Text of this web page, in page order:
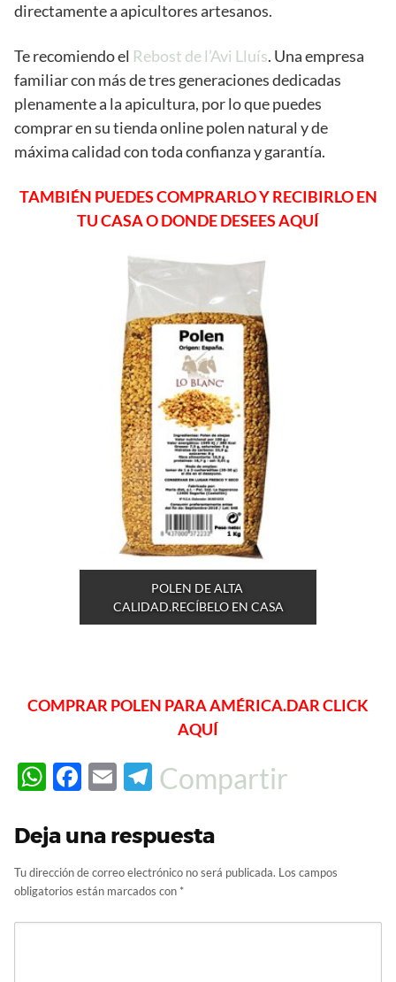
directamente a apicultores artesanos.
Te recomiendo el Rebost de l’Avi Lluís. Una empresa
familiar con más de tres generaciones dedicadas
plenamente a la apicultura, por lo que puedes
comprar en su tienda online polen natural y de
máxima calidad con toda confianza y garantía.
TAMBIÉN PUEDES COMPRARLO Y RECIBIRLO EN
TU CASA O DONDE DESEES AQUÍ
POLEN DE ALTA
CALIDAD.RECÍBELO EN CASA
COMPRAR POLEN PARA AMÉRICA.DAR CLICK
AQUÍ
W
at
A
p
F
e
b
o
o
E
ail
T
e
gr
a
m
Compartir
Deja una respuesta
Tu dirección de correo electrónico no será publicada. Los campos
obligatorios están marcados con *